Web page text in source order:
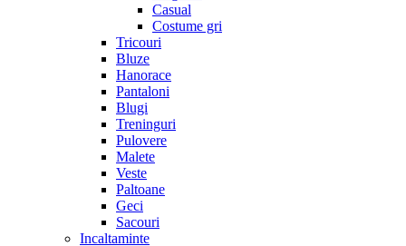
Casual
Costume gri
Tricouri
Bluze
Hanorace
Pantaloni
Blugi
Treninguri
Pulovere
Malete
Veste
Paltoane
Geci
Sacouri
Incaltaminte